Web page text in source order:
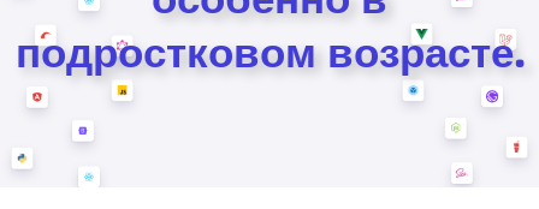
подростковом возрасте.